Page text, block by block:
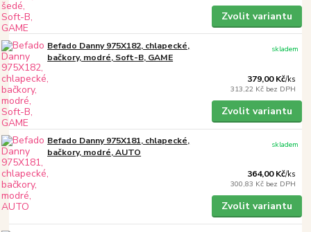
Zvolit variantu
Befado Danny 975X182, chlapecké,
bačkory, modré, Soft-B, GAME
379,00 Kč/ks
313,22 Kč bez DPH
skladem
Zvolit variantu
Befado Danny 975X181, chlapecké,
bačkory, modré, AUTO
364,00 Kč/ks
300,83 Kč bez DPH
skladem
Zvolit variantu